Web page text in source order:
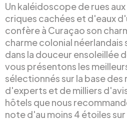
Un kaléidoscope de rues
criques cachées et d'eaux
confère à Curaçao son
charme colonial
dans la douceur ensoleillée
vous présentons les
sélectionnés sur la base
d'experts et de milliers
hôtels que nous
note d'au moins 4 étoiles sur